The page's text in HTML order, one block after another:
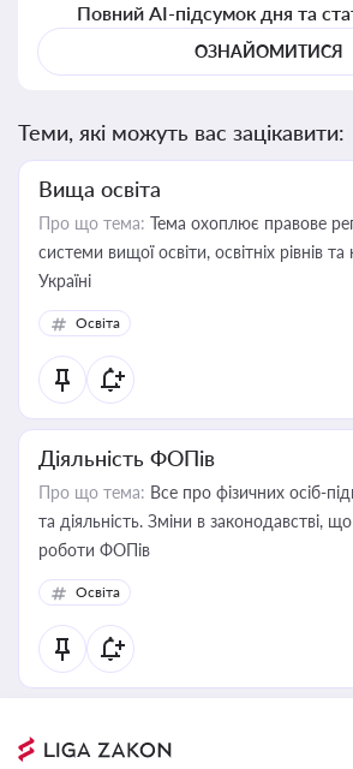
Повний AI-підсумок дня та
ОЗНАЙОМИТИСЯ
Теми, які можуть вас зацікавити:
Вища освіта
Про що тема: Тема охоплює правове
системи вищої освіти, освітніх рівнів та
Україні
Освіта
Діяльність ФОПів
Про що тема: Все про фізичних осіб-
та діяльність. Зміни в законодавстві,
роботи ФОПів
Освіта